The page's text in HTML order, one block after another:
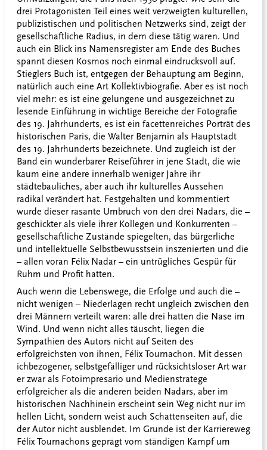
drei Protagonisten Teil eines weit verzweigten kulturellen,
publizistischen und politischen Netzwerks sind, zeigt der
gesellschaftliche Radius, in dem diese tätig waren. Und
auch ein Blick ins Namensregister am Ende des Buches
spannt diesen Kosmos noch einmal eindrucksvoll auf.
Stieglers Buch ist, entgegen der Behauptung am Beginn,
natürlich auch eine Art Kollektivbiografie. Aber es ist noch
viel mehr: es ist eine gelungene und ausgezeichnet zu
lesende Einführung in wichtige Bereiche der Fotografie
des 19. Jahrhunderts, es ist ein facettenreiches Porträt des
historischen Paris, die Walter Benjamin als Hauptstadt
des 19. Jahrhunderts bezeichnete. Und zugleich ist der
Band ein wunderbarer Reiseführer in jene Stadt, die wie
kaum eine andere innerhalb weniger Jahre ihr
städtebauliches, aber auch ihr kulturelles Aussehen
radikal verändert hat. Festgehalten und kommentiert
wurde dieser rasante Umbruch von den drei Nadars, die –
geschickter als viele ihrer Kollegen und Konkurrenten –
gesellschaftliche Zustände spiegelten, das bürgerliche
und intellektuelle Selbstbewusstsein inszenierten und die
– allen voran Félix Nadar – ein untrügliches Gespür für
Ruhm und Profit hatten.
Auch wenn die Lebenswege, die Erfolge und auch die –
nicht wenigen – Niederlagen recht ungleich zwischen den
drei Männern verteilt waren: alle drei hatten die Nase im
Wind. Und wenn nicht alles täuscht, liegen die
Sympathien des Autors nicht auf Seiten des
erfolgreichsten von ihnen, Félix Tournachon. Mit dessen
ichbezogener, selbstgefälliger und rücksichtsloser Art war
er zwar als Fotoimpresario und Medienstratege
erfolgreicher als die anderen beiden Nadars, aber im
historischen Nachhinein erscheint sein Weg nicht nur im
hellen Licht, sondern weist auch Schattenseiten auf, die
der Autor nicht ausblendet. Im Grunde ist der Karriereweg
Félix Tournachons geprägt vom ständigen Kampf um